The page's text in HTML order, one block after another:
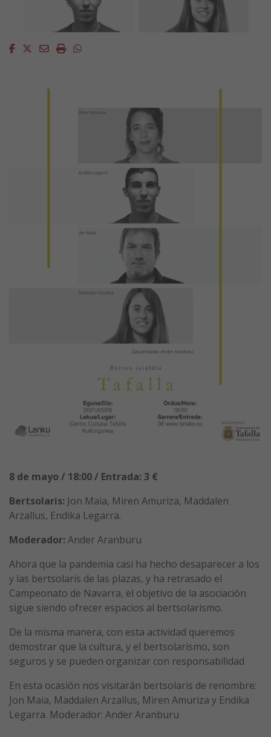
Facebook
Twitter
EmailImprimirWhatsapp
8 de mayo / 18:00 / Entrada: 3 €
Bertsolaris: Jon Maia, Miren Amuriza, Maddalen
Arzallus, Endika Legarra.
Moderador: Ander Aranburu
Ahora que la pandemia casi ha hecho desaparecer a los
y las bertsolaris de las plazas, y ha retrasado el
Campeonato de Navarra, el objetivo de la asociación
sigue siendo ofrecer espacios al bertsolarismo.
De la misma manera, con esta actividad queremos
demostrar que la cultura, y el bertsolarismo, son
seguros y se pueden organizar con responsabilidad
En esta ocasión nos visitarán bertsolaris de renombre:
Jon Maia, Maddalen Arzallus, Miren Amuriza y Endika
Legarra. Moderador: Ander Aranburu